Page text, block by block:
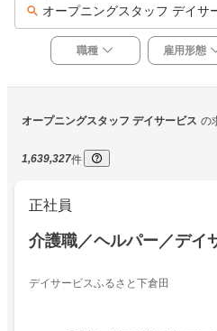
オープニングスタッフ デイサ
職種 雇用形態
オープニングスタッフ デイサービス の
1,639,327件
正社員
介護職／ヘルパー／デイ
デイサービスふるさと下倉田